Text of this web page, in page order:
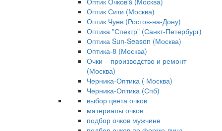
Оптик Сити (Москва)
Оптик Чуев (Ростов-на-Дону)
Оптика "Спектр" (Санкт-Петербург)
Оптика Sun-Season (Москва)
Оптика-8 (Москва)
Очки – производство и ремонт
(Москва)
Черника-Оптика ( Москва)
Черника-Оптика (Спб)
выбор цвета очков
материалы очков
подбор очков мужчине